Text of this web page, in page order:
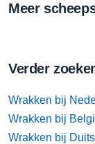
Meer
Verder
Wrakken bij
Wrakken bij
Wrakken bij